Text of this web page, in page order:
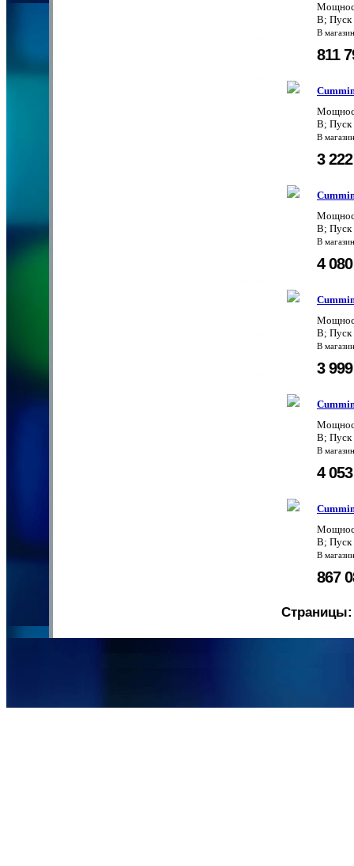
В; Пуск
В
811
В; Пуск
В
3
В; Пуск
В
4
В; Пуск
В
3
В; Пуск
В
4
В; Пуск
В
867
Страницы: